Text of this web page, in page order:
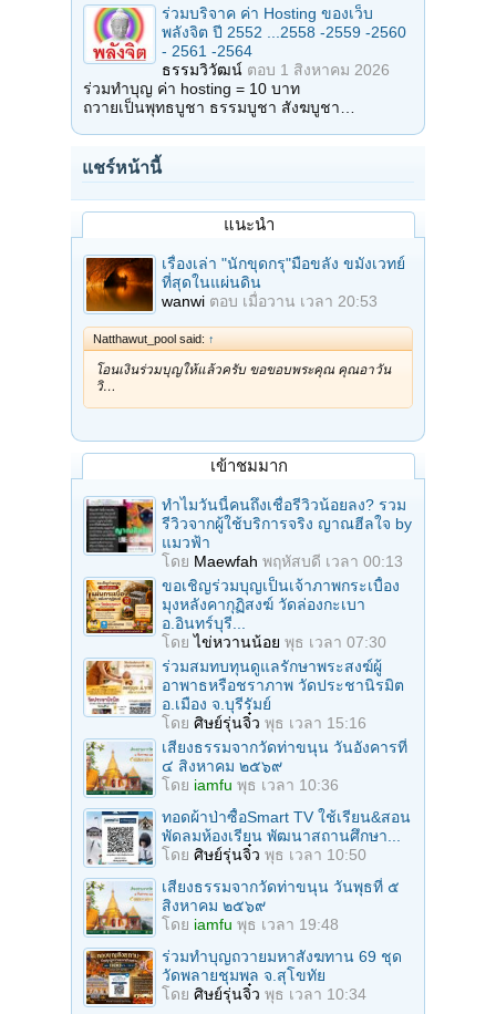
ร่วมบริจาค ค่า Hosting ของเว็บ
พลังจิต ปี 2552 ...2558 -2559 -2560
- 2561 -2564
ธรรมวิวัฒน์ ตอบ 1 สิงหาคม 2026
ร่วมทำบุญ ค่า hosting = 10 บาท
ถวายเป็นพุทธบูชา ธรรมบูชา สังฆบูชา…
แชร์หน้านี้
แนะนำ
เรื่องเล่า "นักขุดกรุ"มือขลัง ขมังเวทย์
ที่สุดในแผ่นดิน
wanwi ตอบ เมื่อวาน เวลา 20:53
Natthawut_pool said: ↑
โอนเงินร่วมบุญให้แล้วครับ ขอขอบพระคุณ คุณอาวัน
วิ…
เข้าชมมาก
ทำไมวันนี้คนถึงเชื่อรีวิวน้อยลง? รวม
รีวิวจากผู้ใช้บริการจริง ญาณฮีลใจ by
แมวฟ้า
โดย Maewfah พฤหัสบดี เวลา 00:13
ขอเชิญร่วมบุญเป็นเจ้าภาพกระเบื้อง
มุงหลังคากุฏิสงฆ์ วัดล่องกะเบา
อ.อินทร์บุรี...
โดยไข่หวานน้อย พุธ เวลา 07:30
ร่วมสมทบทุนดูแลรักษาพระสงฆ์ผู้
อาพาธหรือชราภาพ วัดประชานิรมิต
อ.เมือง จ.บุรีรัมย์
โดย ศิษย์รุ่นจิ๋ว พุธ เวลา 15:16
เสียงธรรมจากวัดท่าขนุน วันอังคารที่
๔ สิงหาคม ๒๕๖๙
โดย iamfu พุธ เวลา 10:36
ทอดผ้าป่าซื้อSmart TV ใช้เรียน&สอน
พัดลมห้องเรียน พัฒนาสถานศึกษา...
โดย ศิษย์รุ่นจิ๋ว พุธ เวลา 10:50
เสียงธรรมจากวัดท่าขนุน วันพุธที่ ๕
สิงหาคม ๒๕๖๙
โดย iamfu พุธ เวลา 19:48
ร่วมทําบุญถวายมหาสังฆทาน 69 ชุด
วัดพลายชุมพล จ.สุโขทัย
โดย ศิษย์รุ่นจิ๋ว พุธ เวลา 10:34